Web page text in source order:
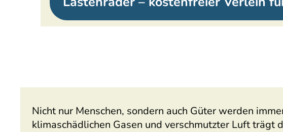
Nicht nur Menschen, sondern auch Güter werden
klimaschädlichen Gasen und verschmutzter Luft trägt